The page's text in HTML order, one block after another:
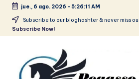
Saltar
jue., 6 ago. 2026 - 5:26:11 AM
Subscribe to our bloghashter & never miss
Subscribe Now!